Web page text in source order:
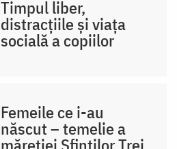
Timpul liber,
distracțiile și viața
socială a copiilor
Femeile ce i-au
născut – temelie a